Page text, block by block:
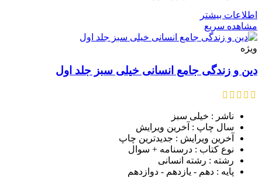
اطلاعات بیشتر
مشاهده سریع
ویژه
دین و زندگی جامع انسانی خیلی سبز جلد اول
ناشر : خیلی سبز
سال چاپ : آخرین ویرایش
آخرین ویرایش : جدیدترین چاپ
نوع کتاب : درسنامه + سوال
رشته : رشته انسانی
پایه : دهم - یازدهم - دوازدهم